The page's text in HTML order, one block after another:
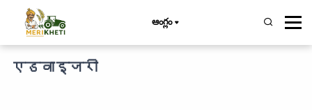
ఆంగ్లం
एडवाइजरी